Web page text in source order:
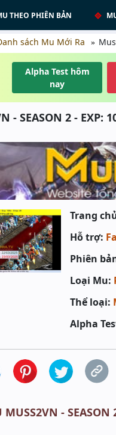
THEO PHIÊN BẢN
sách Mu Mới Ra
Alpha Test hôm
nay
- SEASON 2 - EXP:
Trang
Hỗ trợ:
Phiên
Loại Mu:
Thể loại:
Alpha
-